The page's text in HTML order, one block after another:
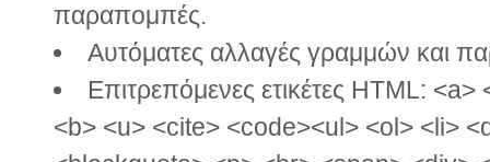
παραπομπές.
Αυτόματες αλλαγές γραμμών και
Επιτρεπόμενες ετικέτες HTML:
<b> <u> <cite> <code><ul> <ol> <li>